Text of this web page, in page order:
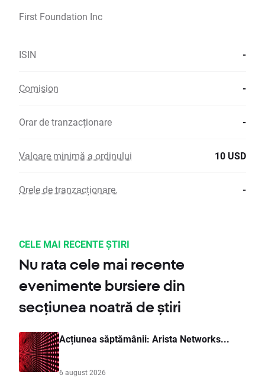
First Foundation Inc
ISIN -
Comision -
Orar de tranzacționare -
Valoare minimă a ordinului 10 USD
Orele de tranzacționare. -
CELE MAI RECENTE ȘTIRI
Nu rata cele mai recente
evenimente bursiere din
secțiunea noatră de știri
Acțiunea săptămânii: Arista Networks...
6 august 2026